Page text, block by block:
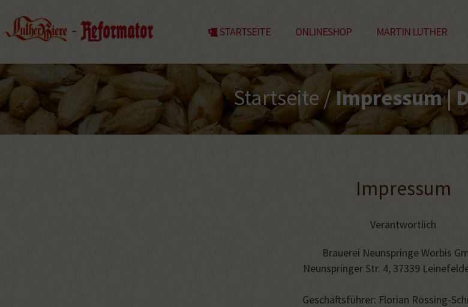
STARTSEITE ONLINESHOP MARTIN LUTHER
Startseite/Impressum |
Impressum
Verantwortlich
Brauerei Neunspringe Worbis
Neunspringer Str. 4, 37339
Geschäftsführer: Florian Rössing-